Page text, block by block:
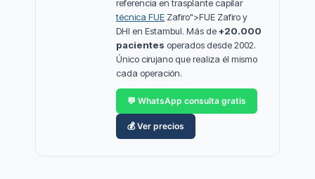
referencia en trasplante capilar
técnica FUE Zafiro">FUE Zafiro y
DHI en Estambul. Más de+20.000
pacientes operados desde 2002.
Único cirujano que realiza él mismo
cada operación.
💬 WhatsApp consulta gratis
💰 Ver precios